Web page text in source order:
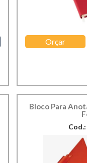
Orçar
Bloco Para